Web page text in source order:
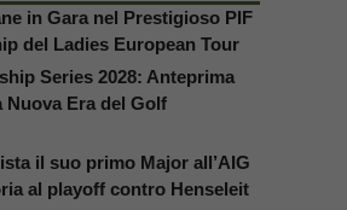
in Gara nel Prestigioso PIF
del Ladies European Tour
Series 2028: Anteprima
Nuova Era del Golf
il suo primo Major all’AIG
al playoff contro Henseleit